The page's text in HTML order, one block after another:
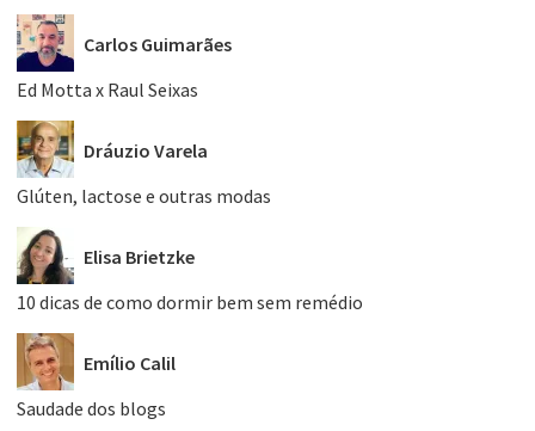
Carlos Guimarães
Ed Motta x Raul Seixas
Dráuzio Varela
Glúten, lactose e outras modas
Elisa Brietzke
10 dicas de como dormir bem sem remédio
Emílio Calil
Saudade dos blogs